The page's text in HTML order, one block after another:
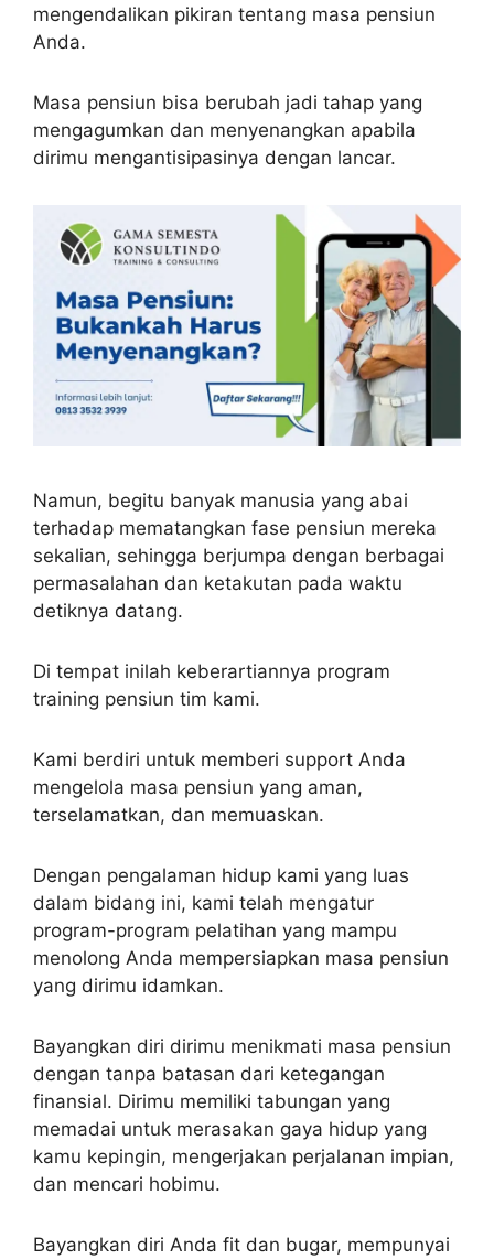
mengendalikan pikiran tentang masa pensiun
Anda.
Masa pensiun bisa berubah jadi tahap yang
mengagumkan dan menyenangkan apabila
dirimu mengantisipasinya dengan lancar.
Namun, begitu banyak manusia yang abai
terhadap mematangkan fase pensiun mereka
sekalian, sehingga berjumpa dengan berbagai
permasalahan dan ketakutan pada waktu
detiknya datang.
Di tempat inilah keberartiannya program
training pensiun tim kami.
Kami berdiri untuk memberi support Anda
mengelola masa pensiun yang aman,
terselamatkan, dan memuaskan.
Dengan pengalaman hidup kami yang luas
dalam bidang ini, kami telah mengatur
program-program pelatihan yang mampu
menolong Anda mempersiapkan masa pensiun
yang dirimu idamkan.
Bayangkan diri dirimu menikmati masa pensiun
dengan tanpa batasan dari ketegangan
finansial. Dirimu memiliki tabungan yang
memadai untuk merasakan gaya hidup yang
kamu kepingin, mengerjakan perjalanan impian,
dan mencari hobimu.
Bayangkan diri Anda fit dan bugar, mempunyai